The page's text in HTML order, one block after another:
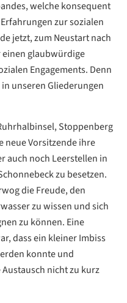
welche konsequent
zur sozialen
jetzt, zum Neustart nach
einen glaubwürdige
Engagements. Denn
unseren Gliederungen
Stoppenberg
neue Vorsitzende ihre
auch noch Leerstellen in
zu besetzen.
die Freude, den
zu wissen und sich
zu können. Eine
dass ein kleiner Imbiss
konnte und
nicht zu kurz